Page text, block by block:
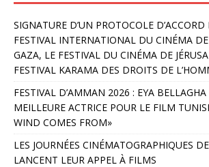
SIGNATURE D’UN PROTOCOLE D’ACCORD
FESTIVAL INTERNATIONAL DU CINÉMA
GAZA, LE FESTIVAL DU CINÉMA DE
FESTIVAL KARAMA DES DROITS DE
FESTIVAL D’AMMAN 2026 : EYA BELLAGHA
MEILLEURE ACTRICE POUR LE FILM
WIND COMES FROM»
LES JOURNÉES CINÉMATOGRAPHIQUES
LANCENT LEUR APPEL À FILMS